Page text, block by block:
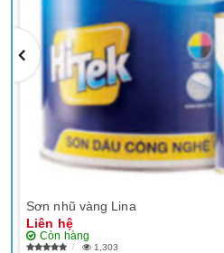
Sơn nhũ vàng Lina
Liên hệ
Còn hàng
1,303